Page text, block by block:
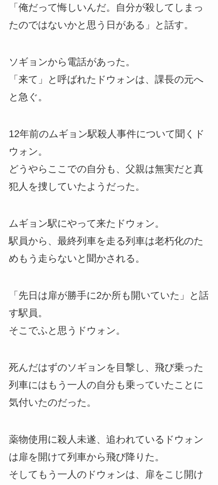
「俺だって悔しいんだ。自分が殺してしまっ
たのではないかと思う日がある」と話す。
ソギョンから電話があった。
「来て」と呼ばれたドウォンは、課長の元へ
と急ぐ。
12年前のムギョン駅殺人事件について聞くド
ウォン。
どうやらここでの自分も、父親は無実だと真
犯人を捜していたようだった。
ムギョン駅にやって来たドウォン。
駅員から、最終列車を走る列車は老朽化のた
めもう走らないと聞かされる。
「先日は扉が勝手に2か所も開いていた」と話
す駅員。
そこでふと思うドウォン。
死んだはずのソギョンを目撃し、飛び乗った
列車にはもう一人の自分も乗っていたことに
気付いたのだった。
薬物使用に殺人未遂、追われているドウォン
は扉を開けて列車から飛び降りた。
そしてもう一人のドウォンは、扉をこじ開け